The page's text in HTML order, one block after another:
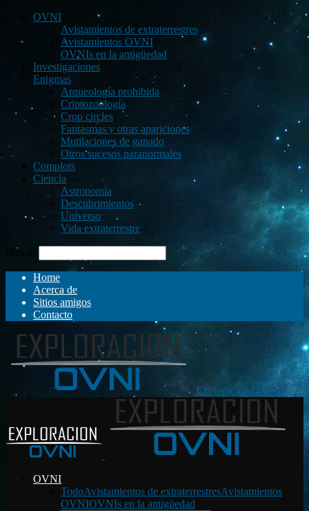
OVNI
Avistamientos de extraterrestres
Avistamientos OVNI
OVNIs en la antigüedad
Investigaciones
Enigmas
Arqueología prohibida
Criptozoología
Crop circles
Fantasmas y otras apariciones
Mutilaciones de ganado
Otros sucesos paranormales
Complots
Ciencia
Astronomía
Descubrimientos
Universo
Vida extraterrestre
Buscar
Home
Acerca de
Sitios amigos
Contacto
Exploración OVNI
OVNI
TodoAvistamientos de extraterrestresAvistamientos
OVNIOVNIs en la antigüedad